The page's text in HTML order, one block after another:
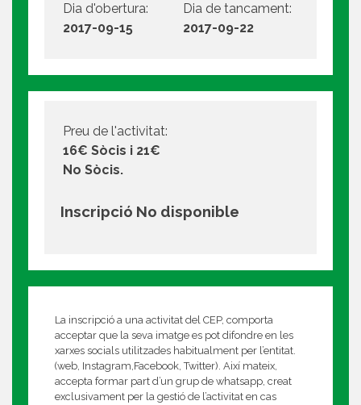
Dia d'obertura:
2017-09-15
Dia de tancament:
2017-09-22
Preu de l'activitat:
16€ Sòcis i 21€
No Sòcis.
Inscripció No disponible
La inscripció a una activitat del CEP, comporta
acceptar que la seva imatge es pot difondre en les
xarxes socials utilitzades habitualment per l’entitat.
(web, Instagram,Facebook, Twitter). Així mateix,
accepta formar part d’un grup de whatsapp, creat
exclusivament per la gestió de l’activitat en cas